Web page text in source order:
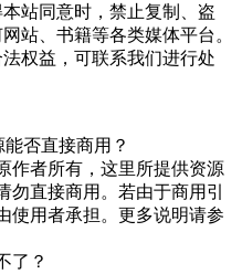
站同意时，禁止复制、盗
站、书籍等各类媒体平台。
权益，可联系我们进行处
否直接商用？
作者所有，这里所提供资源
直接商用。若由于商用引
使用者承担。更多说明请参
了？